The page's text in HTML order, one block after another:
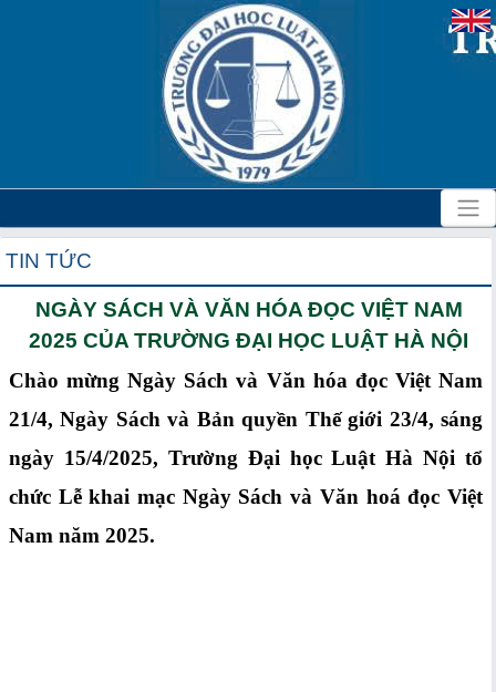
TIN TỨC
NGÀY SÁCH VÀ VĂN HÓA ĐỌC VIỆT NAM
2025 CỦA TRƯỜNG ĐẠI HỌC LUẬT HÀ NỘI
Chào mừng Ngày Sách và Văn hóa đọc Việt Nam
21/4, Ngày Sách và Bản quyền Thế giới 23/4, sáng
ngày 15/4/2025, Trường Đại học Luật Hà Nội tổ
chức Lễ khai mạc Ngày Sách và Văn hoá đọc Việt
Nam năm 2025.